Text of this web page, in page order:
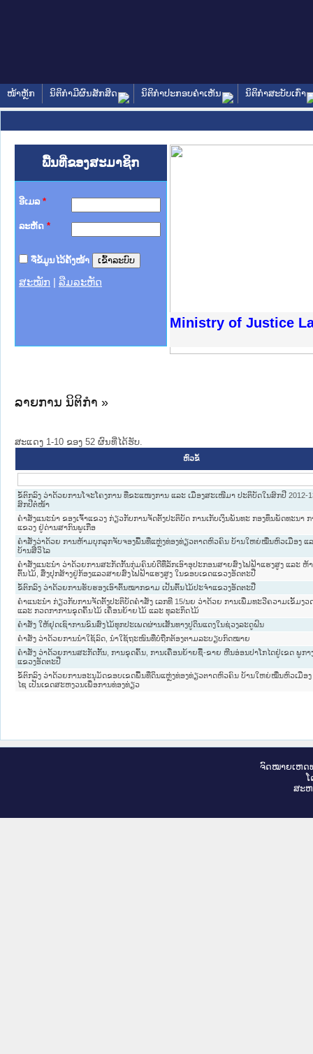
ໜ້າຫຼັກ ນິຕິກໍາມີຜົນສັກສິດ ນິຕິກໍາປະກອບຄໍາເຫັນ ນິຕິກໍາສະບັບເກົ່າ
ພື້ນທີ່ຂອງສະມາຊິກ
ອີເມລ *
ລະຫັດ *
ຈື່ຂໍ້ມູນໄວ້ຄັ້ງໜ້າ
ສະໝັກ ລືມລະຫັດ
Ministry of Justice
າຊົນ ພາກເໜືອ
ການ
ກາງ
ໃຕ້
ຕຳຫຼວດປະຊາຊົນ
ສັນຕິບານປະຊາຊົນ
ກເໜືອ
າຊົນ ພາກກາງ
ລາຍການ ນິຕິກໍາ »
ສະແດງ 1-10 ຂອງ 52 ຜົນທີ່ໄດ້ຮັບ.
ຫົວຂໍ້
ຂໍ້ຕົກລົງ ວ່າດ້ວຍການໂຈະໂຄງການ ທີ່ຂະແໜງການ ແລະ ເມືອງສະເໜີມາ ປະຕິບັດໃນສົກປີ 2012-
ສົກປີຕໍ່ໜ້າ
ຄຳສັ່ງແນະນຳ ຂອງເຈົ້າແຂວງ ກ່ຽວກັບການຈັດຕັ້ງປະຕິບັດ ການເກັບເງິນພັນທະ ກອງທຶນພັດທະນາ
ແຂວງ ຢູ່ດ່ານສາກົນພູເກືອ
ຄຳສັ່ງວ່າດ້ວຍ ການຫ້າມບຸກລຸກຈັບຈອງພື້ນທີ່ແຫຼ່ງທ່ອງທ່ຽວຕາດຫົວຄົນ ບ້ານໃຫຍ່ໝື່ນຫົວເມືອງ ແ
ບ້ານສີວິໄລ
ຄຳສັ່ງແນະນຳ ວ່າດ້ວຍການສະກັດກັ້ນກຸ່ມຄົນບໍ່ດີທີ່ລັກເອົາອຸປະກອນສາຍສົ່ງໄຟຟ້າແຮງສູງ ແລະ ຫ້
ຕົ້ນໄມ້, ສິ່ງປຸກສ້າງຢູ່ກ້ອງແລວສາຍສົ່ງໄຟຟ້າແຮງສູງ ໃນຂອບເຂດແຂວງອັດຕະປື
ຂໍ້ຕົກລົງ ວ່າດ້ວຍການຮັບຮອງເອົາຕົ້ນໝາກຂາມ ເປັນຕົ້ນໄມ້ປະຈຳແຂວງອັດຕະປື
ຄຳແນະນຳ ກ່ຽວກັບການຈັດຕັ້ງປະຕິບັດຄຳສັ່ງ ເລກທີ 15/ນຍ ວ່າດ້ວຍ ການເພີ່ມທະວີຄວາມເຂັ້ມງ
ແລະ ກວດກາການຂຸດຄົ້ນໄມ້ ເຄື່ອນຍ້າຍໄມ້ ແລະ ທຸລະກິດໄມ້
ຄຳສັ່ງ ໃຫ້ຢຸດເຊົາການຂົນສົ່ງໄມ້ທຸກປະເພດຜ່ານເສັ້ນທາງປູດິນແດງໃນຊ່ວງລະດູຝົນ
ຄຳສັ່ງ ວ່າດ້ວຍການນຳໃຊ້ລົດ, ນຳໃຊ້ຖະໜົນທີ່ບໍ່ຖືກຕ້ອງຕາມລະບຽບກົດໝາຍ
ຄຳສັ່ງ ວ່າດ້ວຍການສະກັດກັ້ນ, ການຂຸດຄົ້ນ, ການເຄື່ອນຍ້າຍຊື້-ຂາຍ ຫີນອ່ອນປາໂກໄດຢູ່ເຂດ ພູກາງ
ແຂວງອັດຕະປື
ຂໍ້ຕົກລົງ ວ່າດ້ວຍການອະນຸມັດຂອບເຂດພື້ນທີ່ດິນແຫຼ່ງທ່ອງທ່ຽວຕາດຫົວຄົນ ບ້ານໃຫຍ່ໝື່ນຫົວເມືອງ
ໄຊ ເປັນເຂດສະຫງວນເພື່ອການທ່ອງທ່ຽວ
ຈົດ​ໝາຍ​ເຫດ​
ສະ​ຫ